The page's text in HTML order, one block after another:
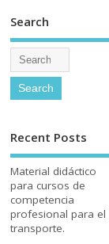
Search
Recent Posts
Material didáctico
para cursos de
competencia
profesional para el
transporte.